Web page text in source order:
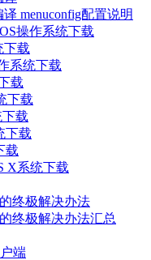
译 menuconfig配置说明
操作系统下载
下载
系统下载
载
下载
下载
下载
载
X系统下载
终极解决办法
终极解决办法汇总
端